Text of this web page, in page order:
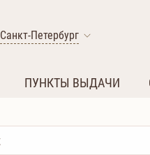
Санкт-Петербург
ПУНКТЫ ВЫДАЧИ